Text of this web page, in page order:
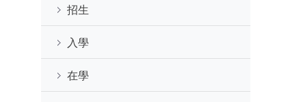
招生
入學
在學